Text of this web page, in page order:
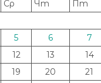
Ср Чт Пт
5 6 7
12 13 14
19 20 21